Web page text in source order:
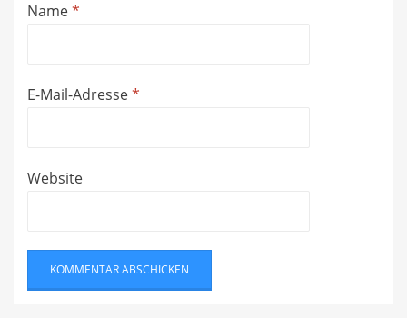
Name*
E-Mail-Adresse*
Website